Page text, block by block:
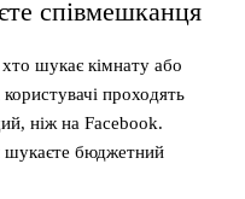
співмешканця
шукає кімнату або
проходять
ніж на Facebook.
шукаєте бюджетний